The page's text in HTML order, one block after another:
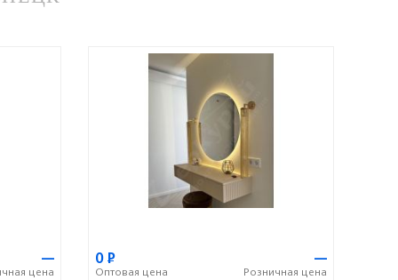
—
цена
0Р
Оптовая цена
—
Розничная цена